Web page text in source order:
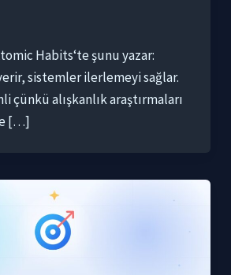
Habits‘te şunu yazar:
sistemler ilerlemeyi sağlar.
çünkü alışkanlık araştırmaları
[…]